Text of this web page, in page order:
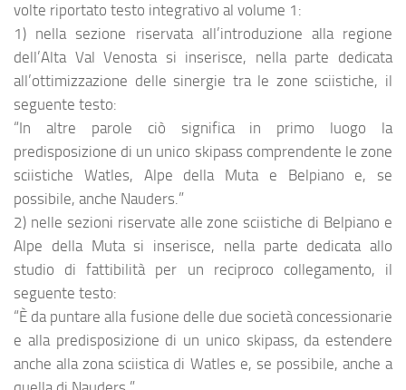
volte riportato testo integrativo al volume 1:
1) nella sezione riservata all’introduzione alla regione
dell’Alta Val Venosta si inserisce, nella parte dedicata
all’ottimizzazione delle sinergie tra le zone sciistiche, il
seguente testo:
“In altre parole ciò significa in primo luogo la
predisposizione di un unico skipass comprendente le zone
sciistiche Watles, Alpe della Muta e Belpiano e, se
possibile, anche Nauders.”
2) nelle sezioni riservate alle zone sciistiche di Belpiano e
Alpe della Muta si inserisce, nella parte dedicata allo
studio di fattibilità per un reciproco collegamento, il
seguente testo:
“È da puntare alla fusione delle due società concessionarie
e alla predisposizione di un unico skipass, da estendere
anche alla zona sciistica di Watles e, se possibile, anche a